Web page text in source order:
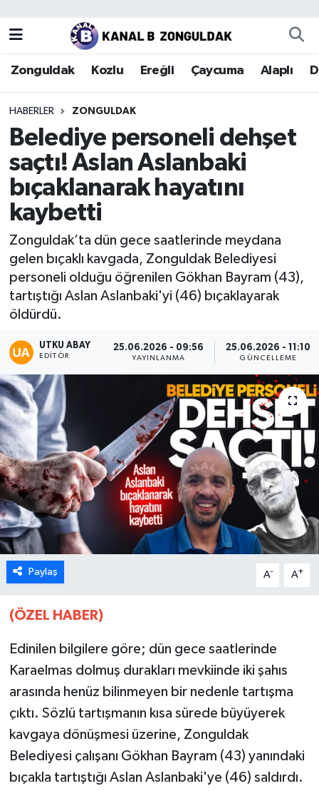
Zonguldak Kozlu Ereğli Çaycuma Alaplı
HABERLER ZONGULDAK
Belediye personeli dehşet
saçtı! Aslan Aslanbaki
bıçaklanarak hayatını
kaybetti
Zonguldak’ta dün gece saatlerinde meydana
gelen bıçaklı kavgada, Zonguldak Belediyesi
personeli olduğu öğrenilen Gökhan Bayram (43),
tartıştığı Aslan Aslanbaki'yi (46) bıçaklayarak
öldürdü.
UTKU ABAY
EDITÖR
25.06.2026 - 09:56
YAYINLANMA
25.06.2026 - 11:10
GÜNCELLEME
Paylaş A- A+
(ÖZEL HABER)
Edinilen bilgilere göre; dün gece saatlerinde
Karaelmas dolmuş durakları mevkiinde iki şahıs
arasında henüz bilinmeyen bir nedenle tartışma
çıktı. Sözlü tartışmanın kısa sürede büyüyerek
kavgaya dönüşmesi üzerine, Zonguldak
Belediyesi çalışanı Gökhan Bayram (43) yanındaki
bıçakla tartıştığı Aslan Aslanbaki'ye (46) saldırdı.
Zonguldak
Kozlu
Ereğli
Çaycuma
Alaplı
Devrek
Gökçebey
Bartın
Karabük
Spor
Ulusal
Zonguldak Nöbetçi Eczaneler
Zonguldak Hava Durumu
Zonguldak Trafik Yoğunluk Haritası
Puan Durumu ve Fikstür
Tüm Manşetler
Son Dakika Haberleri
Haber Arşivi